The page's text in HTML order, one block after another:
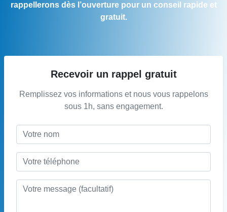
rappellerons dès l’ouverture pour un conseil rapide et
gratuit.
Recevoir un rappel gratuit
Remplissez vos informations et nous vous rappelons
sous 1h, sans engagement.